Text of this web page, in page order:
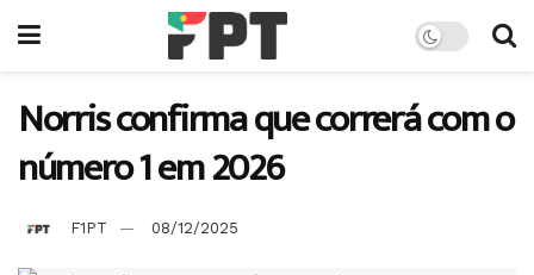
Norris confirma que correrá com o
número 1 em 2026
F1PT 08/12/2025